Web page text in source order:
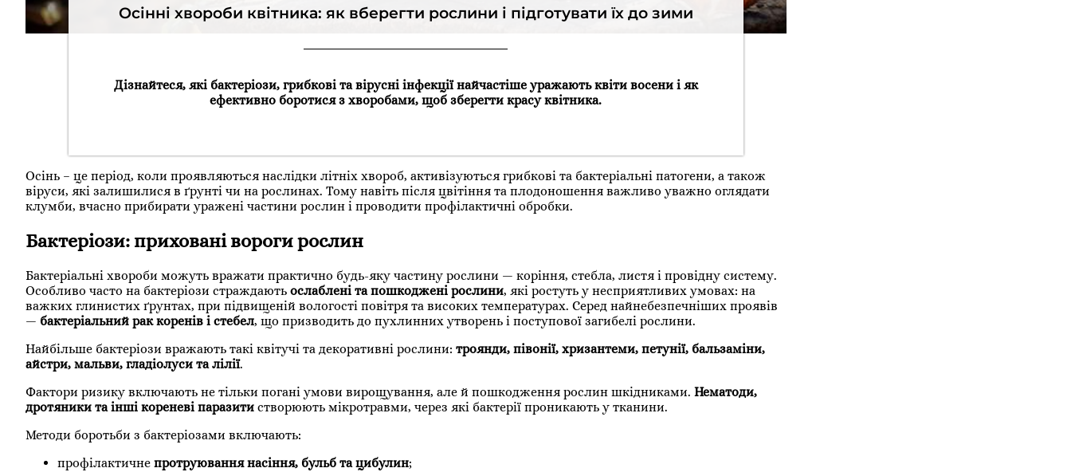
Осінні хвороби квітника: як вберегти рослини і підготувати їх до зими
Дізнайтеся, які бактеріози, грибкові та вірусні інфекції найчастіше уражають квіти восени і як
ефективно боротися з хворобами, щоб зберегти красу квітника.
Осінь – це період, коли проявляються наслідки літніх хвороб, активізуються грибкові та бактеріальні патогени, а також
віруси, які залишилися в ґрунті чи на рослинах. Тому навіть після цвітіння та плодоношення важливо уважно оглядати
клумби, вчасно прибирати уражені частини рослин і проводити профілактичні обробки.
Бактеріози: приховані вороги рослин
Бактеріальні хвороби можуть вражати практично будь-яку частину рослини — коріння, стебла, листя і провідну систему.
Особливо часто на бактеріози страждають ослаблені та пошкоджені рослини, які ростуть у несприятливих умовах: на
важких глинистих ґрунтах, при підвищеній вологості повітря та високих температурах. Серед найнебезпечніших проявів
— бактеріальний рак коренів і стебел, що призводить до пухлинних утворень і поступової загибелі рослини.
Найбільше бактеріози вражають такі квітучі та декоративні рослини: троянди, півонії, хризантеми, петунії, бальзаміни,
айстри, мальви, гладіолуси та лілії.
Фактори ризику включають не тільки погані умови вирощування, але й пошкодження рослин шкідниками. Нематоди,
дротяники та інші кореневі паразити створюють мікротравми, через які бактерії проникають у тканини.
Методи боротьби з бактеріозами включають:
профілактичне протруювання насіння, бульб та цибулин;